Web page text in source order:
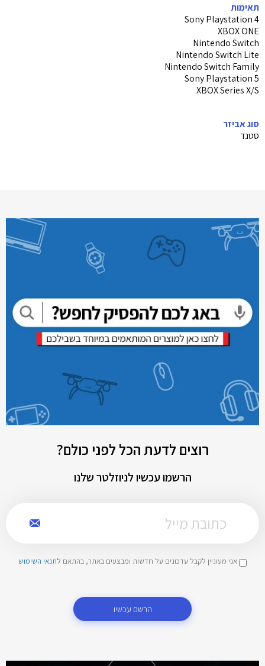
תאימות
Sony Playstation 4
XBOX ONE
Nintendo Switch
Nintendo Switch Lite
Nintendo Switch Family
Sony Playstation 5
XBOX Series X/S
סוג אביזר
סטנד
רוצים לדעת הכל לפני כולם?
הרשמו עכשיו לניוזלטר שלנו
אני מעוניין לקבל עדכונים על חדשות ומבצעים באתר, בהתאם לתנאי השימוש
הרשם עכשיו